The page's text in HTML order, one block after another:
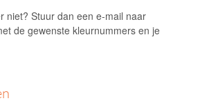
niet? Stuur dan een e-mail naar
de gewenste kleurnummers en je